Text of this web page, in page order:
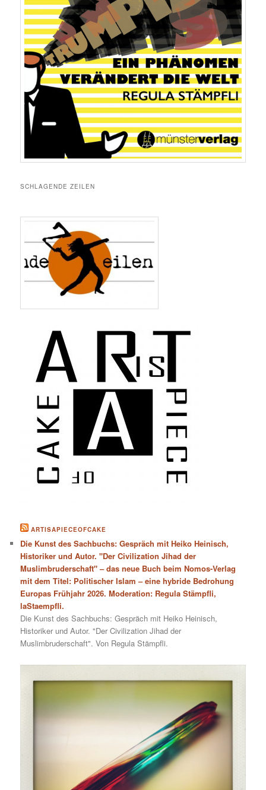
SCHLAGENDE ZEILEN
ARTISAPIECEOFCAKE
Die Kunst des Sachbuchs: Gespräch mit Heiko Heinisch,
Historiker und Autor. "Der Civilization Jihad der
Muslimbruderschaft" – das neue Buch beim Nomos-Verlag
mit dem Titel: Politischer Islam – eine hybride Bedrohung
Europas Frühjahr 2026. Moderation: Regula Stämpfli,
laStaempfli.
Die Kunst des Sachbuchs: Gespräch mit Heiko Heinisch,
Historiker und Autor. "Der Civilization Jihad der
Muslimbruderschaft". Von Regula Stämpfli.